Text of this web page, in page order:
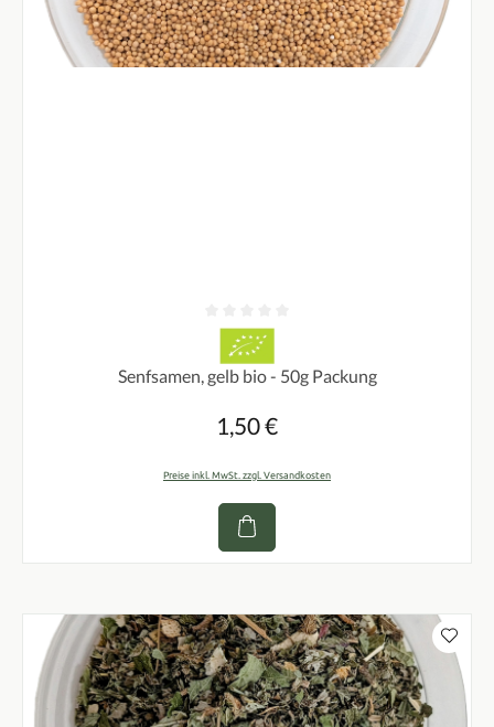
Durchschnittliche Bewertung von 0 von 5 Sternen
Senfsamen, gelb bio - 50g Packung
Regulärer Preis:
1,50 €
Preise inkl. MwSt. zzgl. Versandkosten